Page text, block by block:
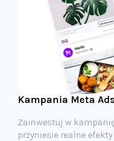
Kampania Meta
Zainwestuj w
przyniesie realne